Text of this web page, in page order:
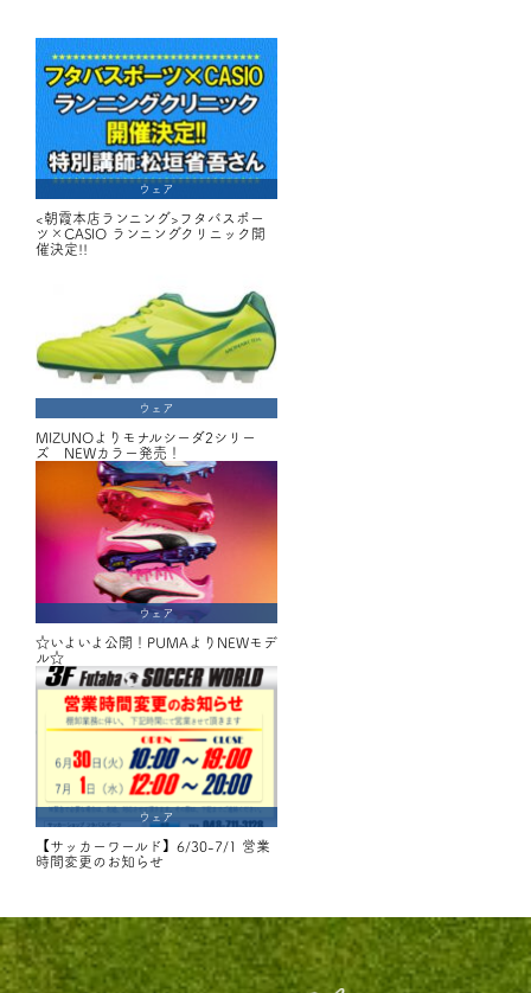
ウェア
<朝霞本店ランニング>フタバスポー
ツ×CASIO ランニングクリニック開
催決定!!
ウェア
MIZUNOよりモナルシーダ2シリー
ズ NEWカラー発売！
ウェア
☆いよいよ公開！PUMAよりNEWモデ
ル☆
ウェア
【サッカーワールド】6/30-7/1 営業
時間変更のお知らせ